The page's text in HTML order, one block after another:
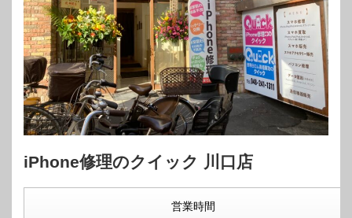
iPhone修理のクイック 川口店
営業時間